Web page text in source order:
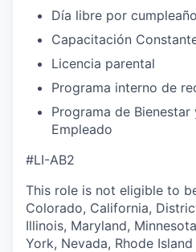
Día libre por
Capacitación
Licencia parental
Programa interno de
Programa de Bienestar
Empleado
#LI-AB2
This role is not eligible to
Colorado, California,
Illinois, Maryland,
York, Nevada, Rhode